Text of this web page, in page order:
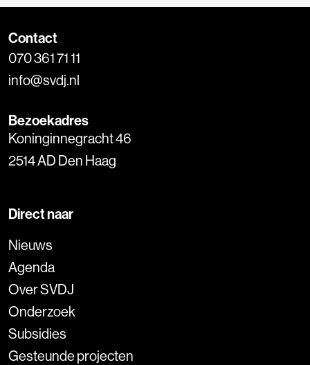
Contact
070 361 71 11
info@svdj.nl
Bezoekadres
Koninginnegracht 46
2514 AD Den Haag
Direct naar
Nieuws
Agenda
Over SVDJ
Onderzoek
Subsidies
Gesteunde projecten